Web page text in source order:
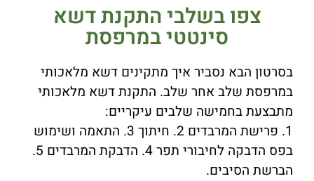
צפו בשלבי התקנת דשא
סינטטי במרפסת
בסרטון הבא נסביר איך מתקינים דשא מלאכותי
במרפסת שלב אחר שלב. התקנת דשא מלאכותי
מתבצעת בחמישה שלבים עיקריים:
1. פרישת המרבדים 2. חיתוך 3. התאמה ושימוש
בפס הדבקה לחיבורי תפר 4. הדבקת המרבדים 5.
הברשת הסיבים.